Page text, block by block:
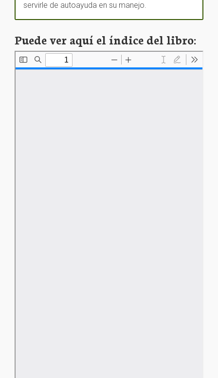
servirle de autoayuda en su manejo.
Puede ver aquí el índice del libro: